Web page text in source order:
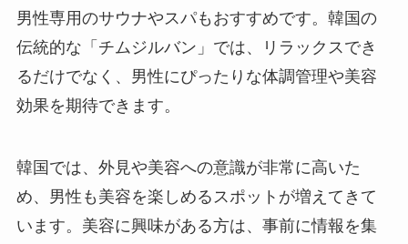
男性専用のサウナやスパもおすすめです。韓国の
伝統的な「チムジルバン」では、リラックスでき
るだけでなく、男性にぴったりな体調管理や美容
効果を期待できます。
韓国では、外見や美容への意識が非常に高いた
め、男性も美容を楽しめるスポットが増えてきて
います。美容に興味がある方は、事前に情報を集